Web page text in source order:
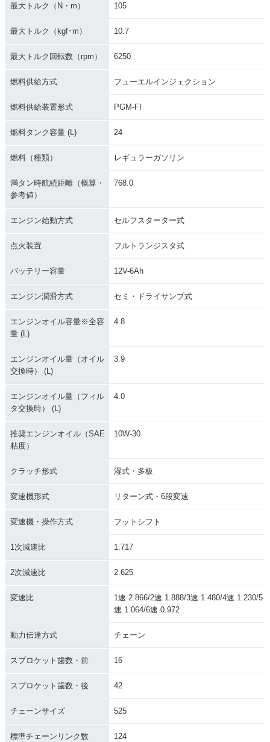
最大トルク（N・m） 105
最大トルク（kgf･m） 10.7
最大トルク回転数（rpm） 6250
燃料供給方式 フューエルインジェクション
燃料供給装置形式 PGM-FI
燃料タンク容量 (L) 24
燃料（種類） レギュラーガソリン
満タン時航続距離（概算・
参考値）
768.0
エンジン始動方式 セルフスターター式
点火装置 フルトランジスタ式
バッテリー容量 12V-6Ah
エンジン潤滑方式 セミ・ドライサンプ式
エンジンオイル容量※全容
量 (L)
4.8
エンジンオイル量（オイル
交換時） (L)
3.9
エンジンオイル量（フィル
タ交換時） (L)
4.0
推奨エンジンオイル（SAE
粘度）
10W-30
クラッチ形式 湿式・多板
変速機形式 リターン式・6段変速
変速機・操作方式 フットシフト
1次減速比 1.717
2次減速比 2.625
変速比
1速 2.866/2速 1.888/3速 1.480/4速 1.230/5
速 1.064/6速 0.972
動力伝達方式 チェーン
スプロケット歯数・前 16
スプロケット歯数・後 42
チェーンサイズ 525
標準チェーンリンク数 124